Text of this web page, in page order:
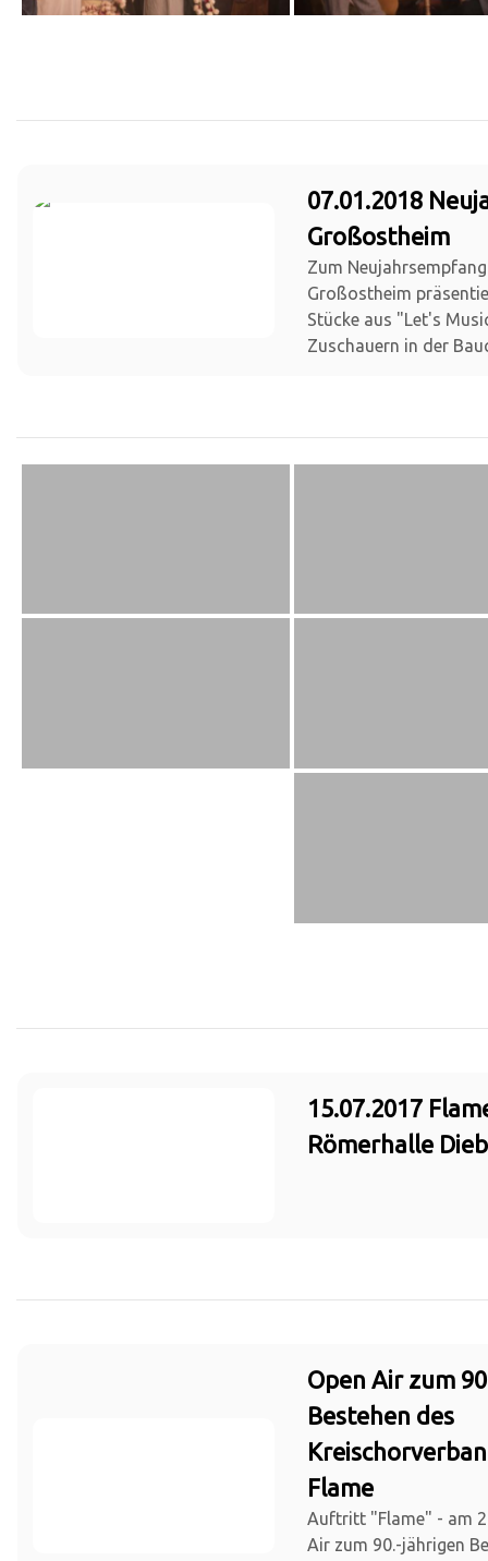
07.01.2018
Großostheim
Zum
Großostheim
Stücke aus "Let's
Zuschauern in der
15.07.2017
Römerhalle
Open Air zum
Bestehen des
Flame
Auftritt "Flame" - am
Air zum 90.-jährigen